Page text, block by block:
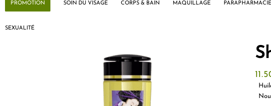
PROMOTION SOIN DU VISAGE CORPS & BAIN MAQUILLAGE PARAPHARMACIE
SEXUALITÉ